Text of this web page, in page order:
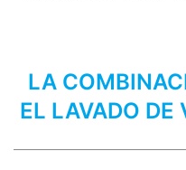
LA
EL LAVADO DE